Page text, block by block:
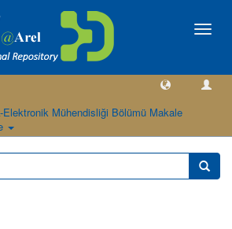
Geçiş
Mühendisliği Bölümü Makale